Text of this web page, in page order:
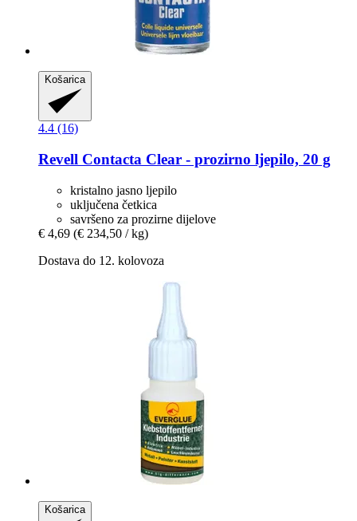
Košarica
4.4 (16)
Revell Contacta Clear -​ prozirno ljepilo, 20 g
kristalno jasno ljepilo
uključena četkica
savršeno za prozirne dijelove
€ 4,69 (€ 234,50 / kg)
Dostava do 12. kolovoza
Košarica